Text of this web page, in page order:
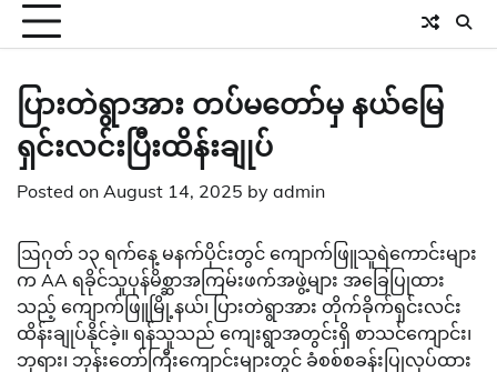
ပြားတဲရွာအား တပ်မတော်မှ နယ်မြေ
ရှင်းလင်းပြီးထိန်းချုပ်
Posted on August 14, 2025 by admin
ဩဂုတ် ၁၃ ရက်နေ့ မနက်ပိုင်းတွင် ကျောက်ဖြူသူရဲကောင်းများ
က AA ရခိုင်သူပုန်မိစ္ဆာအကြမ်းဖက်အဖွဲ့များ အခြေပြုထား
သည့် ကျောက်ဖြူမြို့နယ်၊ ပြားတဲရွာအား တိုက်ခိုက်ရှင်းလင်း
ထိန်းချုပ်နိုင်ခဲ့။ ရန်သူသည် ကျေးရွာအတွင်းရှိ စာသင်ကျောင်း၊
ဘုရား၊ ဘုန်းတော်ကြီးကျောင်းများတွင် ခံစစ်စခန်းပြုလုပ်ထား